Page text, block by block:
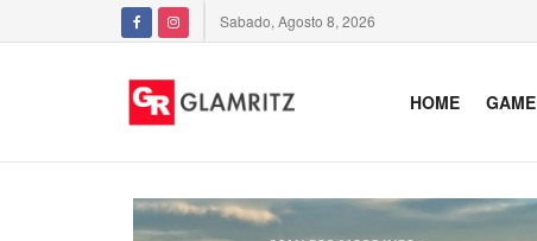
Sabado, Agosto 8, 2026
HOME GAME